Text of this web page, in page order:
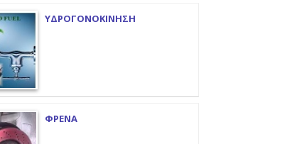
ΥΔΡΟΓΟΝΟΚΙΝΗΣΗ
ΦΡΕΝΑ